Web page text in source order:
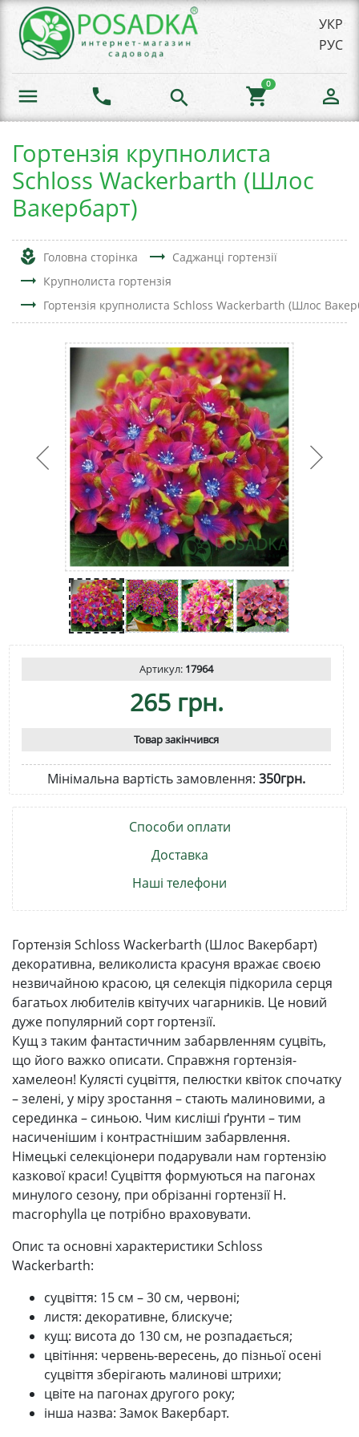
УКР
РУС
menu phone search shopping_cart
0
person_outline
Гортензія крупнолиста
Schloss Wackerbarth (Шлос
Вакербарт)
local_florist Головна сторінка trending_flat Саджанці гортензії
trending_flat Крупнолиста гортензія
trending_flat Гортензія крупнолиста Schloss Wackerbarth (Шлос
Артикул: 17964
265 грн.
Товар закінчився
Мінімальна вартість замовлення: 350грн.
Способи оплати
Доставка
Наші телефони
Гортензія Schloss Wackerbarth (Шлос Вакербарт)
декоративна, великолиста красуня вражає своєю
незвичайною красою, ця селекція підкорила серця
багатьох любителів квітучих чагарників. Це новий
дуже популярний сорт гортензії.
Кущ з таким фантастичним забарвленням суцвіть,
що його важко описати. Справжня гортензія-
хамелеон! Кулясті суцвіття, пелюстки квіток спочатку
– зелені, у міру зростання – стають малиновими, а
серединка – синьою. Чим кисліші ґрунти – тим
насиченішим і контрастнішим забарвлення.
Німецькі селекціонери подарували нам гортензію
казкової краси! Суцвіття формуються на пагонах
минулого сезону, при обрізанні гортензії H.
macrophylla це потрібно враховувати.
Опис та основні характеристики Schloss
Wackerbarth:
суцвіття: 15 см – 30 см, червоні;
листя: декоративне, блискуче;
кущ: висота до 130 см, не розпадається;
цвітіння: червень-вересень, до пізньої осені
суцвіття зберігають малинові штрихи;
цвіте на пагонах другого року;
інша назва: Замок Вакербарт.